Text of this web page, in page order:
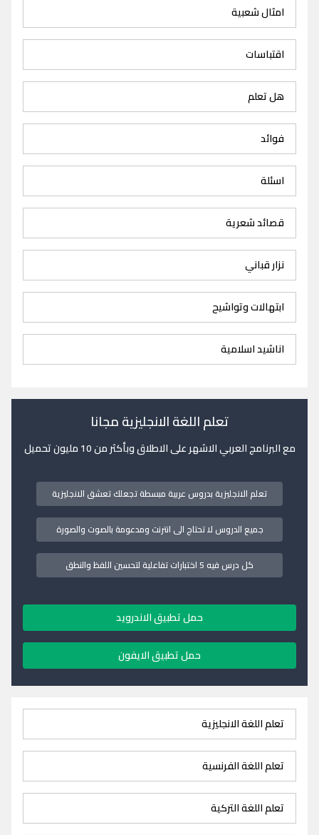
امثال شعبية
اقتباسات
هل تعلم
فوائد
اسئلة
قصائد شعرية
نزار قباني
ابتهالات وتواشيح
اناشيد اسلامية
تعلم اللغة الانجليزية مجانا
مع البرنامج العربي الاشهر على الاطلاق وبأكثر من 10 مليون تحميل
تعلم الانجليزية بدروس عربية مبسطة تجعلك تعشق الانجليزية
جميع الدروس لا تحتاج الى انترنت ومدعومة بالصوت والصورة
كل درس فيه 5 اختبارات تفاعلية لتحسين اللفظ والنطق
حمل تطبيق الاندرويد
حمل تطبيق الايفون
تعلم اللغة الانجليزية
تعلم اللغة الفرنسية
تعلم اللغة التركية